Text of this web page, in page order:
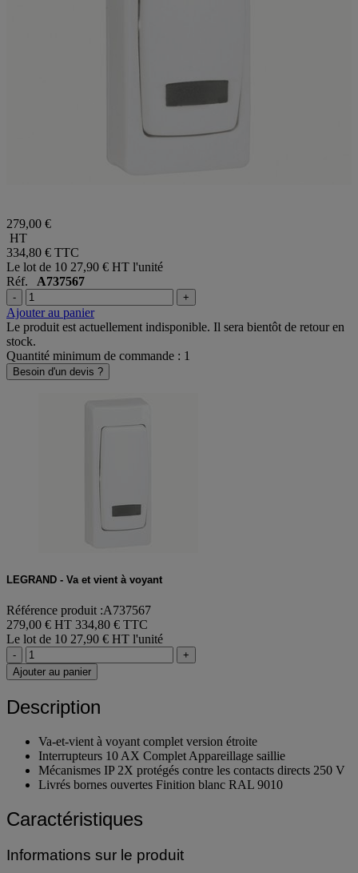
279,00 €
HT
334,80 € TTC
Le lot de 10 27,90 € HT l'unité
Réf. A737567
- +
Ajouter au panier
Le produit est actuellement indisponible. Il sera bientôt de retour en
stock.
Quantité minimum de commande : 1
Besoin d'un devis ?
LEGRAND - Va et vient à voyant
Référence produit :A737567
279,00 € HT 334,80 € TTC
Le lot de 10 27,90 € HT l'unité
-
+
Ajouter au panier
Description
Va-et-vient à voyant complet version étroite
Interrupteurs 10 AX Complet Appareillage saillie
Mécanismes IP 2X protégés contre les contacts directs 250 V
Livrés bornes ouvertes Finition blanc RAL 9010
Caractéristiques
Informations sur le produit